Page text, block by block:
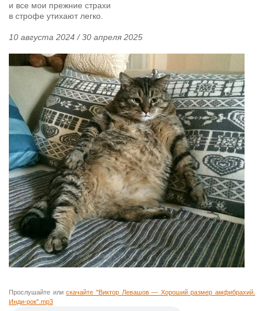
и все мои прежние страхи
в строфе утихают легко.
10 августа 2024 / 30 апреля 2025
Прослушайте илискачайте "Виктор Левашов— Хороший размер амфибрахий.
Инди-рок".mp3